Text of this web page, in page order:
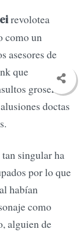
revolotea
como un
asesores de
que
groseros
doctas
singular ha
por lo que
habían
como
alguien de